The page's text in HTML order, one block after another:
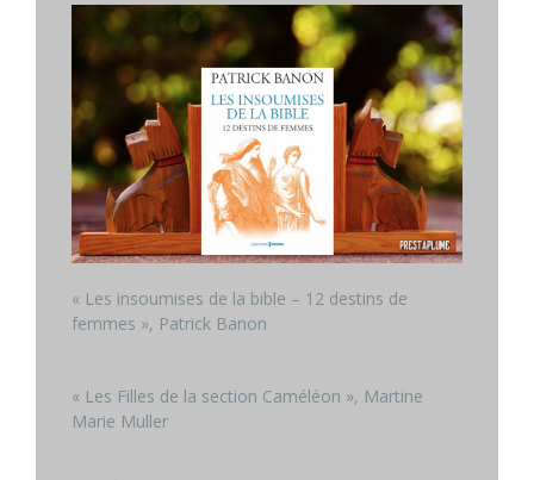
« Les insoumises de la bible – 12 destins de
femmes », Patrick Banon
« Les Filles de la section Caméléon », Martine
Marie Muller